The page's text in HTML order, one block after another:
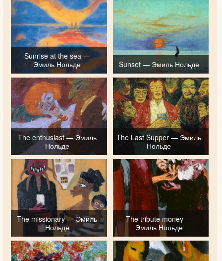
Sunrise at the sea —
Эмиль Нольде
Sunset — Эмиль Нольде
The enthusiast — Эмиль
Нольде
The Last Supper — Эмиль
Нольде
The missionary — Эмиль
Нольде
The tribute money —
Эмиль Нольде